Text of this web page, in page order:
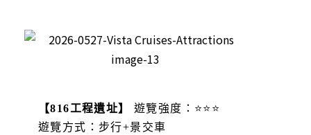
【816工程遺址】
遊覽強度：⭐⭐⭐
遊覽方式：步行+景交車